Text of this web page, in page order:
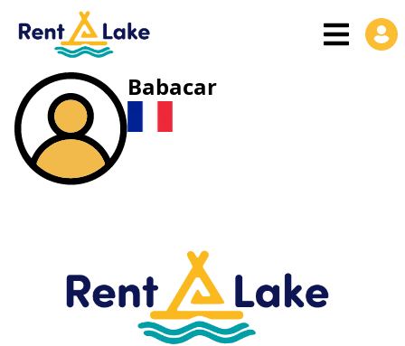
Babacar